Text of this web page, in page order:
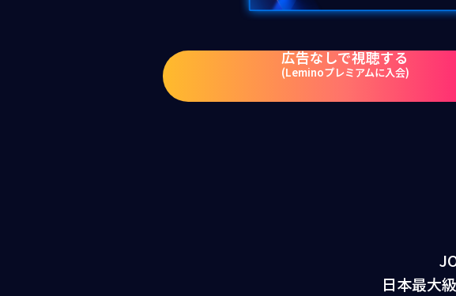
広告なしで視聴する
(Leminoプレミアムに入会)
日本最大